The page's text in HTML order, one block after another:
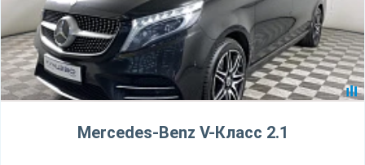
Mercedes-Benz V-Класс 2.1